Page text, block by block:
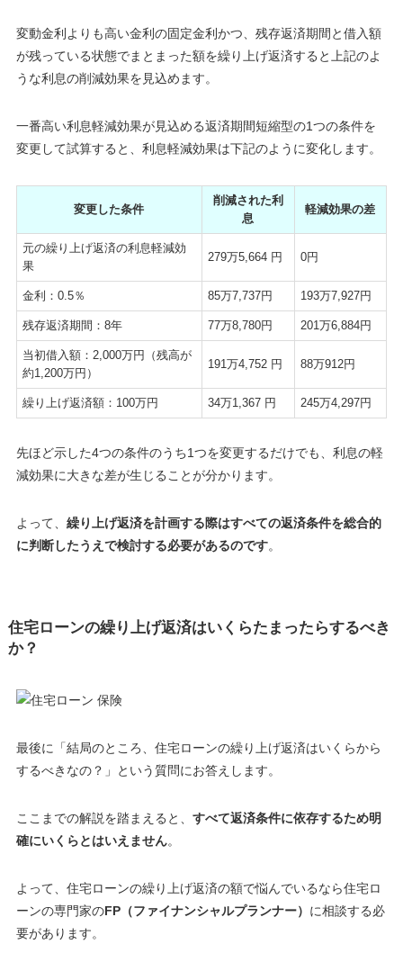
変動金利よりも高い金利の固定金利かつ、残存返済期間と借入額
が残っている状態でまとまった額を繰り上げ返済すると上記のよ
うな利息の削減効果を見込めます。
一番高い利息軽減効果が見込める返済期間短縮型の1つの条件を
変更して試算すると、利息軽減効果は下記のように変化します。
変更した条件
削減された利
息
軽減効果の差
元の繰り上げ返済の利息軽減効
果
279万5,664 円 0円
金利：0.5％ 85万7,737円 193万7,927円
残存返済期間：8年 77万8,780円 201万6,884円
当初借入額：2,000万円（残高が
約1,200万円）
191万4,752 円 88万912円
繰り上げ返済額：100万円 34万1,367 円 245万4,297円
先ほど示した4つの条件のうち1つを変更するだけでも、 利息の軽
減効果に大きな差が生じることが分かります。
よって、 繰り上げ返済を計画する際はすべての返済条件を総合的
に判断したうえで検討する必要があるのです。
住宅ローンの繰り上げ返済はいくらたまったらするべき
か？
最後に「結局のところ、住宅ローンの繰り上げ返済はいくらから
するべきなの？ 」という質問にお答えします。
ここまでの解説を踏まえると、 すべて返済条件に依存するため明
確にいくらとはいえません。
よって、住宅ローンの繰り上げ返済の額で悩んでいるなら住宅ロ
ーンの専門家のFP（ファイナンシャルプランナー） に相談する必
要があります。